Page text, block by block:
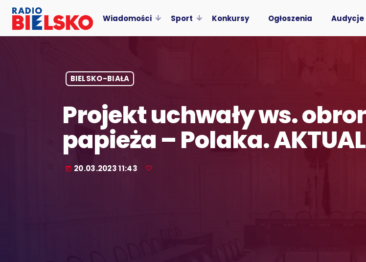
Wiadomości Sport Konkursy Ogłoszenia Audycje
BIELSKO-BIAŁA
Projekt uchwały ws.
papieża – Polaka.
today 20.03.2023 11:43